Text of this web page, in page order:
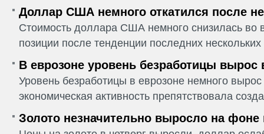
Доллар США немного откатился после
Стоимость доллара США немного снизилась во
позиции после тенденции последних
В еврозоне уровень безработицы вырос
Уровень безработицы в еврозоне немного
экономическая активность препятствовала
Золото незначительно выросло на фоне